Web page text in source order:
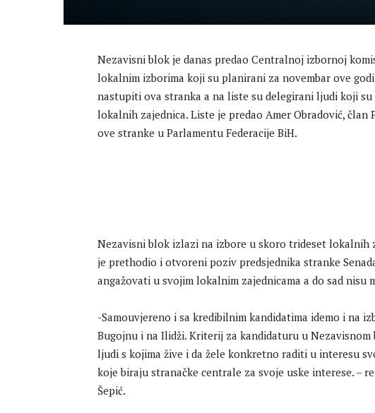
Nezavisni blok je danas predao Centralnoj izbornoj
lokalnim izborima koji su planirani za novembar ove
nastupiti ova stranka a na liste su delegirani ljudi koji
lokalnih zajednica. Liste je predao Amer Obradović,
ove stranke u Parlamentu Federacije BiH.
Nezavisni blok izlazi na izbore u skoro trideset lokalnih
je prethodio i otvoreni poziv predsjednika stranke
angažovati u svojim lokalnim zajednicama a do sad
-Samouvjereno i sa kredibilnim kandidatima idemo i na
Bugojnu i na Ilidži. Kriterij za kandidaturu u
ljudi s kojima žive i da žele konkretno raditi u interesu
koje biraju stranačke centrale za svoje uske interese. –
Šepić.